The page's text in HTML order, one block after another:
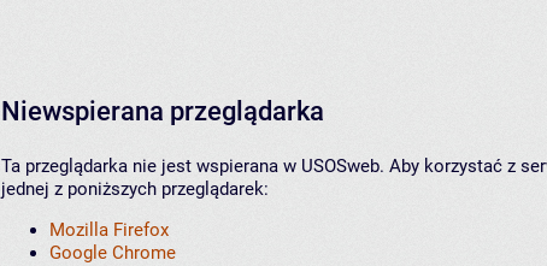
Niewspierana przeglądarka
Ta przeglądarka nie jest wspierana w USOSweb. Aby korzystać z
jednej z poniższych przeglądarek:
Mozilla Firefox
Google Chrome